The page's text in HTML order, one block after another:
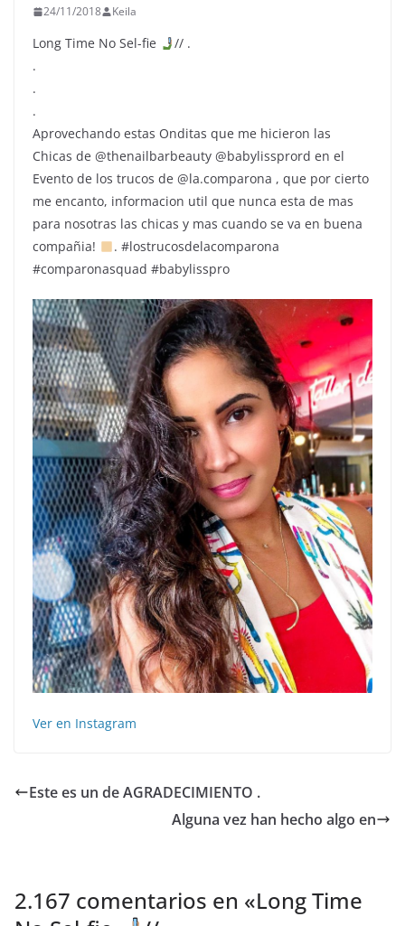
24/11/2018 Keila
Long Time No Sel-fie
// .
.
.
.
Aprovechando estas Onditas que me hicieron las
Chicas de @thenailbarbeauty @babylissprord en el
Evento de los trucos de @la.comparona , que por cierto
me encanto, informacion util que nunca esta de mas
para nosotras las chicas y mas cuando se va en buena
compañia!
. #lostrucosdelacomparona
#comparonasquad #babylisspro
Ver en Instagram
Este es un de AGRADECIMIENTO .
Alguna vez han hecho algo en
2.167 comentarios en «Long Time